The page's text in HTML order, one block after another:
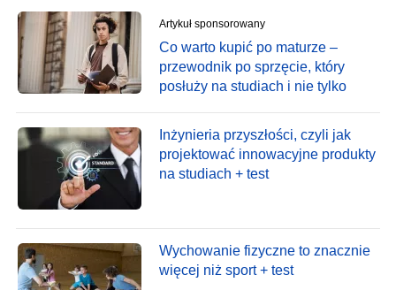
Artykuł sponsorowany
Co warto kupić po maturze –
przewodnik po sprzęcie, który
posłuży na studiach i nie tylko
Inżynieria przyszłości, czyli jak
projektować innowacyjne produkty
na studiach + test
Wychowanie fizyczne to znacznie
więcej niż sport + test